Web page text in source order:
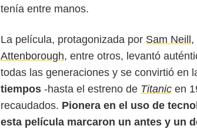
tenía entre manos.
La película, protagonizada por Sam Neill ,
Attenborough, entre otros, levantó
todas las generaciones y se convirtió en
tiempos -hasta el estreno de Titanic en
recaudados. Pionera en el uso de
esta película marcaron un antes y un